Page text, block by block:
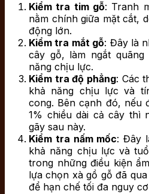
Kiểm tra tim gỗ: Tranh
nằm chính giữa mặt cắt,
động lớn.
Kiểm tra mắt gỗ: Đây là
cây gỗ, làm ngắt
năng chịu lực.
Kiểm tra độ phẳng: Các
khả năng chịu lực và
cong. Bên cạnh đó, nếu
1% chiều dài cả cây thì
gãy sau này.
Kiểm tra nấm mốc: Đây
khả năng chịu lực và
trong những điều kiện
lựa chọn xà gồ gỗ đã
để hạn chế tối đa nguy